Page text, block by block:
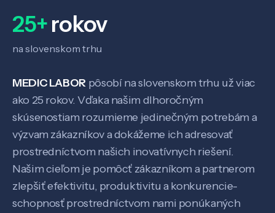
25+rokov
na slovenskom trhu
MEDIC LABOR pôsobí na slovenskom trhu už viac
ako 25 rokov. Vďaka našim dlhoročným
skúsenostiam rozumieme jedinečným potrebám a
výzvam zákazníkov a dokážeme ich adresovať
prostredníctvom našich inovatívnych riešení.
Našim cieľom je pomôcť zákazníkom a partnerom
zlepšiť efektivitu, produktivitu a konkurencie-
schopnosť prostredníctvom nami ponúkaných